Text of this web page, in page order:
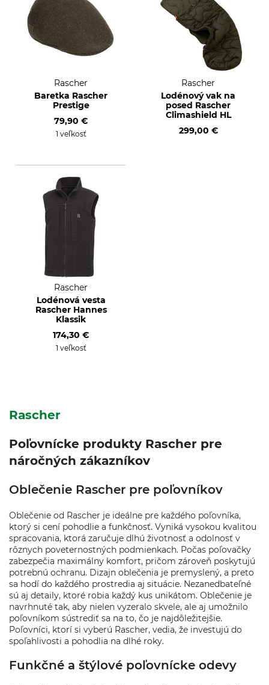
Rascher
Baretka Rascher
Prestige
79,90 €
1 veľkosť
Rascher
Lodénový vak na
posed Rascher
Climashield HL
299,00 €
Rascher
Lodénová vesta
Rascher Hannes
Klassik
174,30 €
1 veľkosť
Rascher
Poľovnícke produkty Rascher pre
náročných zákazníkov
Oblečenie Rascher pre poľovníkov
Oblečenie od Rascher je ideálne pre každého poľovníka,
ktorý si cení pohodlie a funkčnosť. Vyniká vysokou kvalitou
spracovania, ktorá zaručuje dlhú životnosť a odolnosť v
rôznych poveternostných podmienkach. Počas poľovačky
zabezpečia maximálny komfort, pričom zároveň poskytujú
potrebnú ochranu. Dizajn oblečenia je premyslený, a preto
sa hodí do každého prostredia aj situácie. Nezanedbateľné
sú aj detaily, ktoré robia každý kus unikátom. Oblečenie je
navrhnuté tak, aby nielen vyzeralo skvele, ale aj umožnilo
poľovníkom sústrediť sa na to, čo je najdôležitejšie.
Poľovníci, ktorí si vyberú Rascher, vedia, že investujú do
spoľahlivosti a pohodlia na dlhé roky.
Funkčné a štýlové poľovnícke odevy